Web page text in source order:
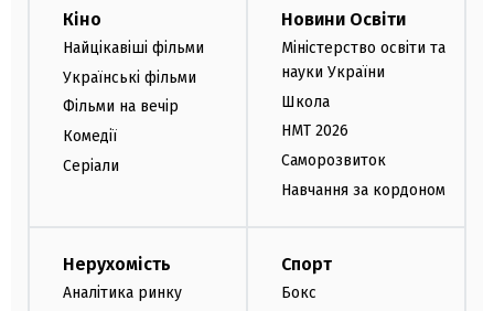
Кіно
Найцікавіші фільми
Українські фільми
Фільми на вечір
Комедії
Серіали
Новини Освіти
Міністерство освіти та
науки України
Школа
НМТ 2026
Саморозвиток
Навчання за кордоном
Нерухомість
Аналітика ринку
Спорт
Бокс